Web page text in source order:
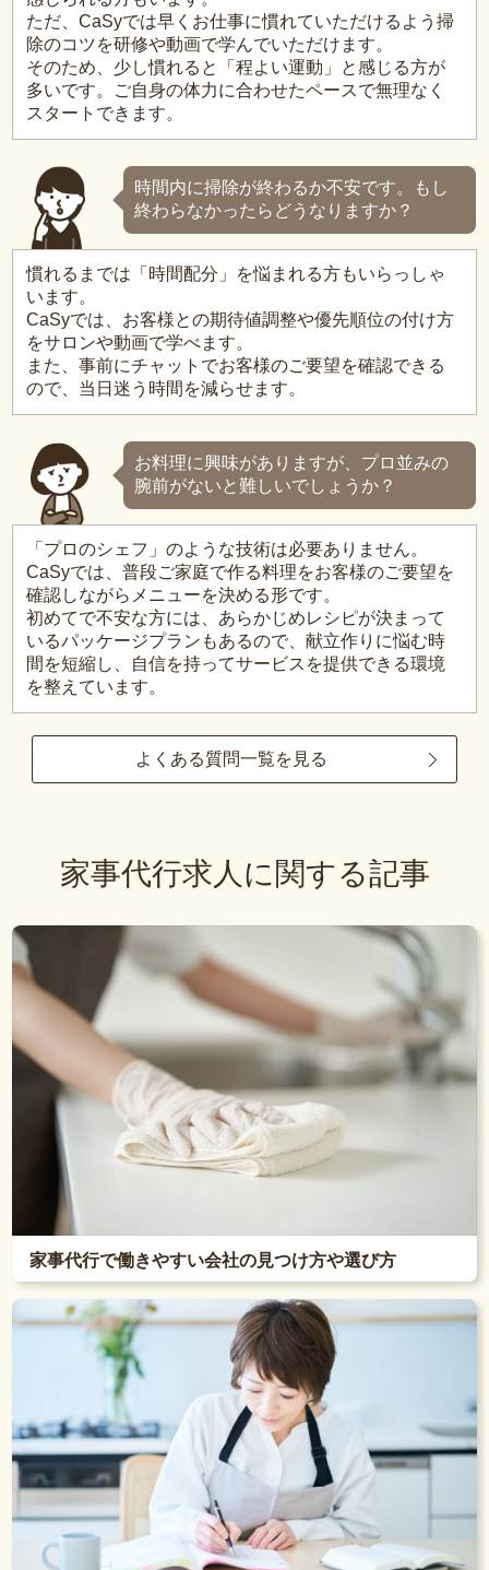
ただ、CaSyでは早くお仕事に慣れていただけるよう掃
除のコツを研修や動画で学んでいただけます。
そのため、少し慣れると「程よい運動」と感じる方が
多いです。ご自身の体力に合わせたペースで無理なく
スタートできます。
時間内に掃除が終わるか不安です。もし
終わらなかったらどうなりますか？
慣れるまでは「時間配分」を悩まれる方もいらっしゃ
います。
CaSyでは、お客様との期待値調整や優先順位の付け方
をサロンや動画で学べます。
また、事前にチャットでお客様のご要望を確認できる
ので、当日迷う時間を減らせます。
お料理に興味がありますが、プロ並みの
腕前がないと難しいでしょうか？
「プロのシェフ」のような技術は必要ありません。
CaSyでは、普段ご家庭で作る料理をお客様のご要望を
確認しながらメニューを決める形です。
初めてで不安な方には、あらかじめレシピが決まって
いるパッケージプランもあるので、献立作りに悩む時
間を短縮し、自信を持ってサービスを提供できる環境
を整えています。
よくある質問一覧を見る
家事代行求人に関する記事
家事代行で働きやすい会社の見つけ方や選び方